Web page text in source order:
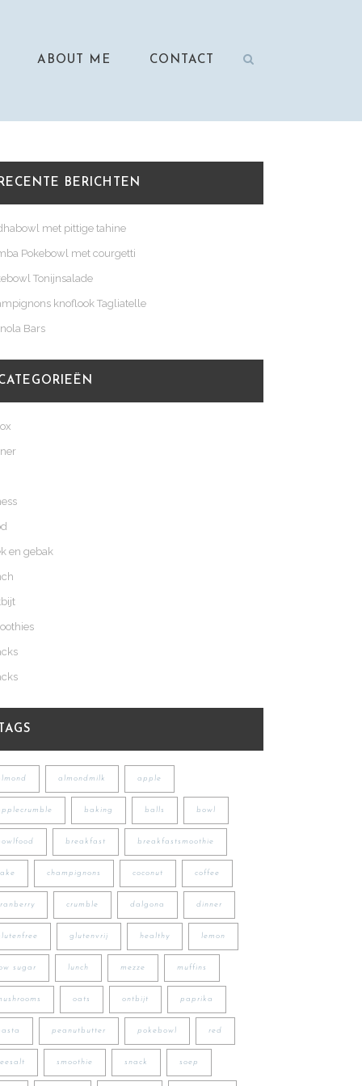
ABOUT ME CONTACT
BERICHTEN
met pittige tahine
Pokebowl met courgetti
Tonijnsalade
knoflook Tagliatelle
Bars
en gebak
TAGS
almondmilk apple
baking balls bowl
breakfast breakfastsmoothie
champignons coconut coffee
crumble dalgona dinner
glutenvrij healthy lemon
sugar lunch mezze muffins
oats ontbijt paprika
peanutbutter pokebowl red
smoothie snack soep